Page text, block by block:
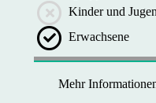
Kinder und
Erwachsene
Mehr